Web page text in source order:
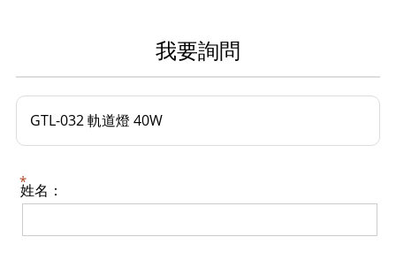
我要詢問
GTL-032 軌道燈 40W
姓名：